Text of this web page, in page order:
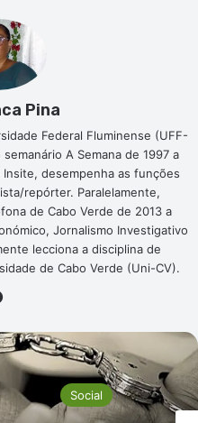
Pina
Federal Fluminense (UFF-
A Semana de 1997 a
desempenha as funções
repórter. Paralelamente,
de Cabo Verde de 2013 a
Jornalismo Investigativo
lecciona a disciplina de
de Cabo Verde (Uni-CV).
Social